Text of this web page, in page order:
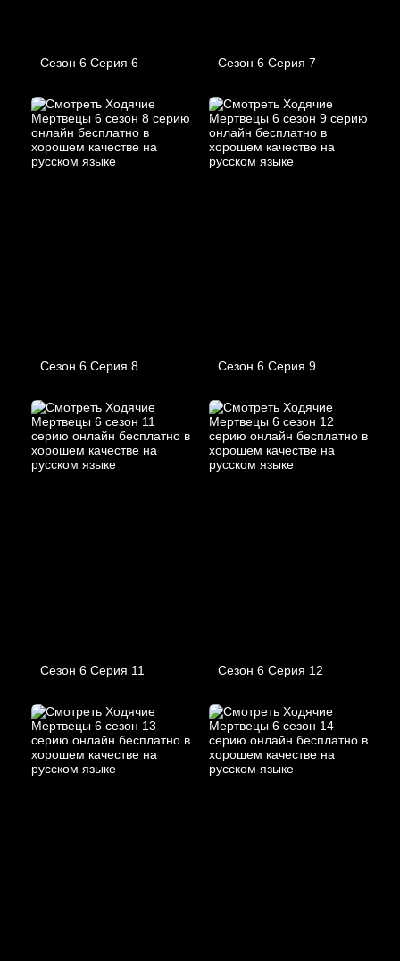
Сезон 6 Серия 6 Сезон 6 Серия 7
Сезон 6 Серия 8 Сезон 6 Серия 9
Сезон 6 Серия 11 Сезон 6 Серия 12